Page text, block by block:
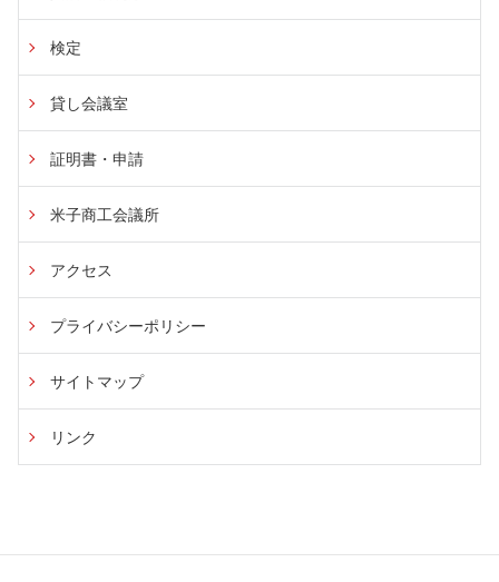
検定
貸し会議室
証明書・申請
米子商工会議所
アクセス
プライバシーポリシー
サイトマップ
リンク